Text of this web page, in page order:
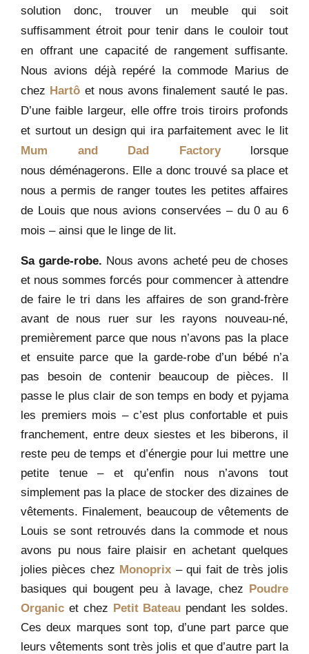
solution donc, trouver un meuble qui soit
suffisamment étroit pour tenir dans le couloir tout
en offrant une capacité de rangement suffisante.
Nous avions déjà repéré la commode Marius de
chez Hartô et nous avons finalement sauté le pas.
D’une faible largeur, elle offre trois tiroirs profonds
et surtout un design qui ira parfaitement avec le lit
Mum and Dad Factorylorsque
nous déménagerons. Elle a donc trouvé sa place et
nous a permis de ranger toutes les petites affaires
de Louis que nous avions conservées – du 0 au 6
mois – ainsi que le linge de lit.
Sa garde-robe. Nous avons acheté peu de choses
et nous sommes forcés pour commencer à attendre
de faire le tri dans les affaires de son grand-frère
avant de nous ruer sur les rayons nouveau-né,
premièrement parce que nous n’avons pas la place
et ensuite parce que la garde-robe d’un bébé n’a
pas besoin de contenir beaucoup de pièces. Il
passe le plus clair de son temps en body et pyjama
les premiers mois – c’est plus confortable et puis
franchement, entre deux siestes et les biberons, il
reste peu de temps et d’énergie pour lui mettre une
petite tenue – et qu’enfin nous n’avons tout
simplement pas la place de stocker des dizaines de
vêtements. Finalement, beaucoup de vêtements de
Louis se sont retrouvés dans la commode et nous
avons pu nous faire plaisir en achetant quelques
jolies pièces chez Monoprix – qui fait de très jolis
basiques qui bougent peu à lavage, chez Poudre
Organic et chez Petit Bateau pendant les soldes.
Ces deux marques sont top, d’une part parce que
leurs vêtements sont très jolis et que d’autre part la